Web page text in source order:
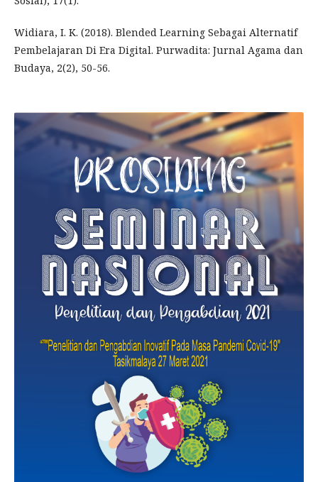
Widiara, I. K. (2018). Blended Learning Sebagai Alternatif
Pembelajaran Di Era Digital. Purwadita: Jurnal Agama dan
Budaya, 2(2), 50-56.